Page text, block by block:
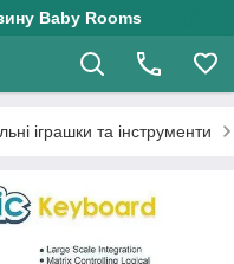
Baby Rooms
іграшки та інструменти